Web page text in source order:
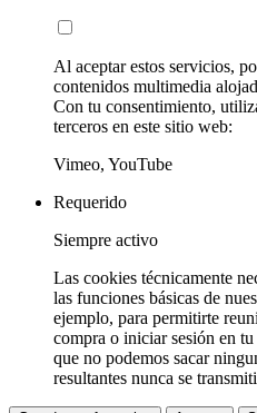
Al aceptar estos servicios,
contenidos multimedia
Con tu consentimiento,
terceros en este sitio web:
Vimeo, YouTube
Requerido
Siempre activo
Las cookies técnicamente
las funciones básicas de
ejemplo, para permitirte
compra o iniciar sesión en
que no podemos sacar
resultantes nunca se